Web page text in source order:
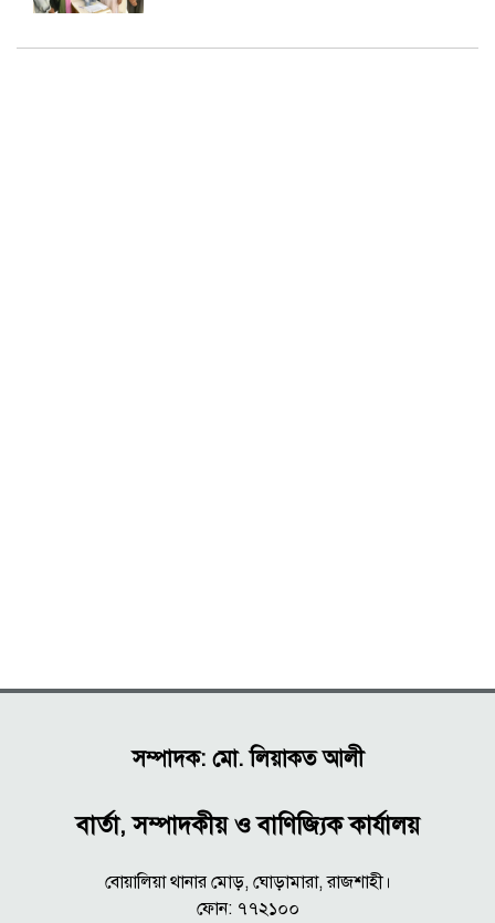
সম্পাদক: মো. লিয়াকত আলী
বার্তা, সম্পাদকীয় ও বাণিজ্যিক কার্যালয়
বোয়ালিয়া থানার মোড়, ঘোড়ামারা, রাজশাহী।
ফোন: ৭৭২১০০